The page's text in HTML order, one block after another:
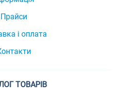
Прайси
і оплата
ТОВАРІВ